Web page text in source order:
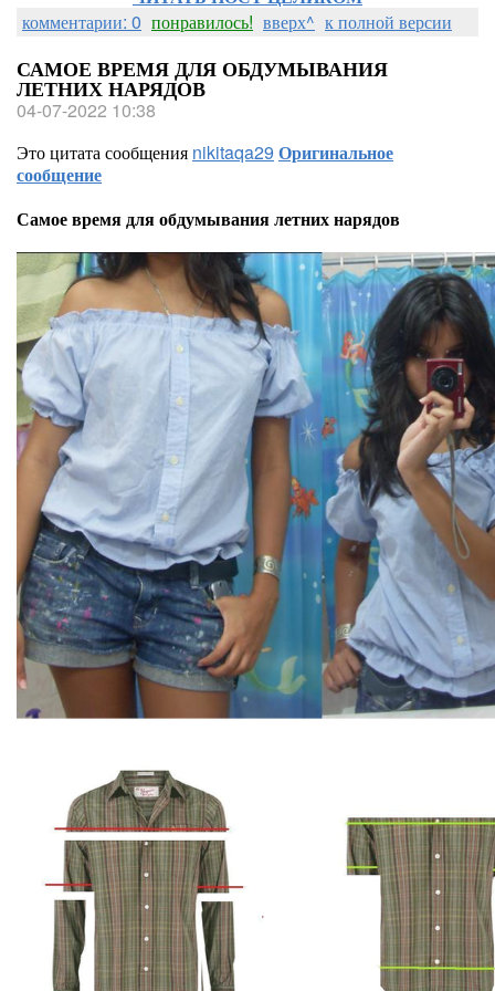
комментарии: 0 понравилось! вверх^ к полной версии
САМОЕ ВРЕМЯ ДЛЯ ОБДУМЫВАНИЯ
ЛЕТНИХ НАРЯДОВ
04-07-2022 10:38
Это цитата сообщения nikitaqa29 Оригинальное
сообщение
Самое время для обдумывания летних нарядов